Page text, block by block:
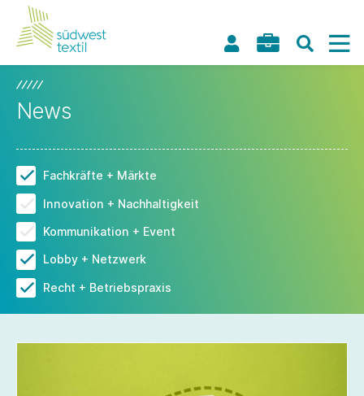
News
Fachkräfte + Märkte
Innovation + Nachhaltigkeit
Kommunikation + Event
Lobby + Netzwerk
Recht + Betriebspraxis